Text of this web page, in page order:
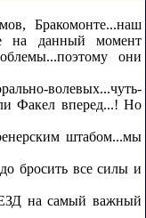
Бракомонте...наш
на данный момент
они
волевых...чуть-
Факел вперед...! Но
штабом...мы
бросить все силы и
на самый важный